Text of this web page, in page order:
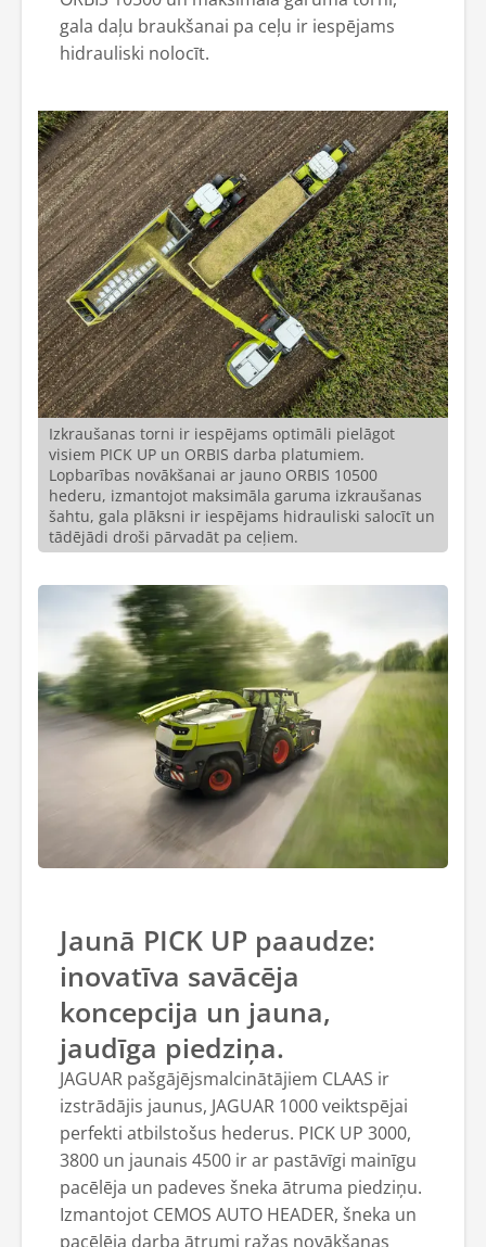
gala daļu braukšanai pa ceļu ir iespējams
hidrauliski nolocīt.
Izkraušanas torni ir iespējams optimāli pielāgot
visiem PICK UP un ORBIS darba platumiem.
Lopbarības novākšanai ar jauno ORBIS 10500
hederu, izmantojot maksimāla garuma izkraušanas
šahtu, gala plāksni ir iespējams hidrauliski salocīt un
tādējādi droši pārvadāt pa ceļiem.
Jaunā PICK UP paaudze:
inovatīva savācēja
koncepcija un jauna,
jaudīga piedziņa.
JAGUAR pašgājējsmalcinātājiem CLAAS ir
izstrādājis jaunus, JAGUAR 1000 veiktspējai
perfekti atbilstošus hederus. PICK UP 3000,
3800 un jaunais 4500 ir ar pastāvīgi mainīgu
pacēlēja un padeves šneka ātruma piedziņu.
Izmantojot CEMOS AUTO HEADER, šneka un
pacēlēja darba ātrumi ražas novākšanas